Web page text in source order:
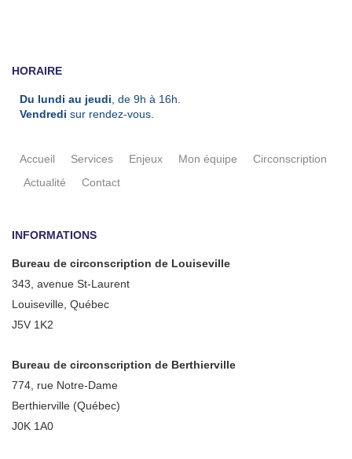
INFORMATIONS
Bureau de circonscription de Louiseville
343, avenue St-Laurent
Louiseville, Québec
J5V 1K2
Bureau de circonscription de Berthierville
774, rue Notre-Dame
Berthierville (Québec)
J0K 1A0
HORAIRE
Du lundi au jeudi , de 9h à 16h.
Vendredi sur rendez-vous.
Accueil Services Enjeux Mon équipe
Circonscription
Actualité
Contact